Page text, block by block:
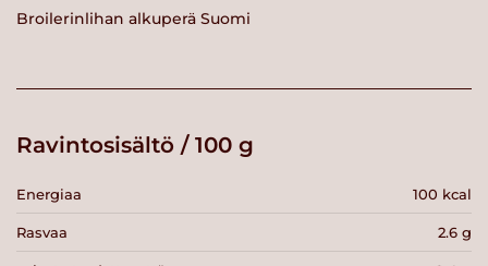
Broilerinlihan alkuperä Suomi
Ravintosisältö / 100 g
Energiaa 100 kcal
Rasvaa 2.6 g